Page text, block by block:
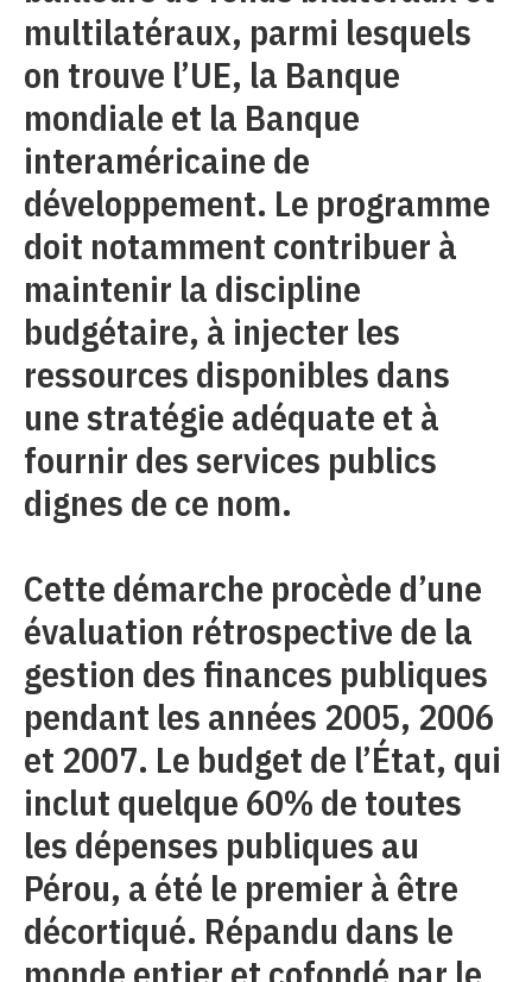
multilatéraux, parmi lesquels
on trouve l’UE, la Banque
mondiale et la Banque
interaméricaine de
développement. Le programme
doit notamment contribuer à
maintenir la discipline
budgétaire, à injecter les
ressources disponibles dans
une stratégie adéquate et à
fournir des services publics
dignes de ce nom.
Cette démarche procède d’une
évaluation rétrospective de la
gestion des finances publiques
pendant les années 2005, 2006
et 2007. Le budget de l’État, qui
inclut quelque 60% de toutes
les dépenses publiques au
Pérou, a été le premier à être
décortiqué. Répandu dans le